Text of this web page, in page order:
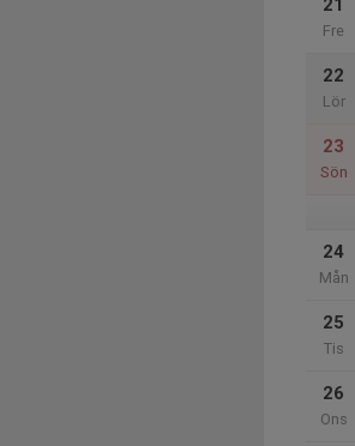
21
Fre
22
Lör
23
Sön
24
Mån
25
Tis
26
Ons